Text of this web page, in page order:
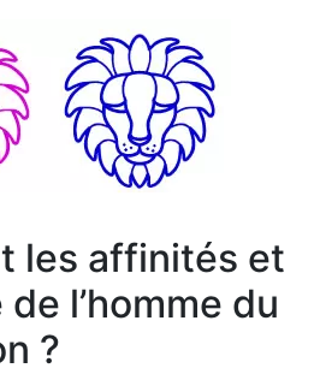
les affinités et
l’homme du
?